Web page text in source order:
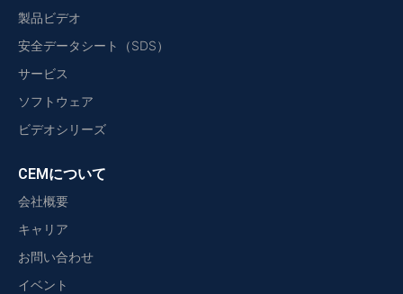
製品ビデオ
安全データシート（SDS）
サービス
ソフトウェア
ビデオシリーズ
CEMについて
会社概要
キャリア
お問い合わせ
イベント